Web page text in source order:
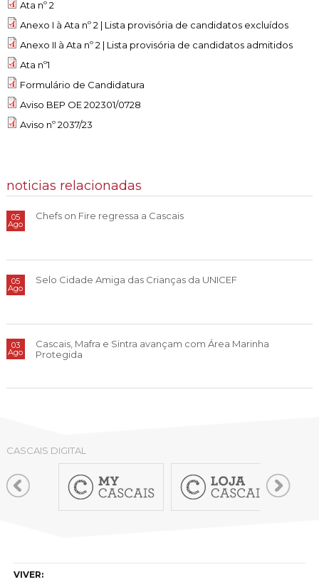
Ata nº 2
Anexo I à Ata nº 2 | Lista provisória de candidatos excluídos
Anexo II à Ata nº 2 | Lista provisória de candidatos admitidos
Ata nº1
Formulário de Candidatura
Aviso BEP OE 202301/0728
Aviso nº 2037/23
noticias relacionadas
05
Ago
Chefs on Fire regressa a Cascais
05
Ago
Selo Cidade Amiga das Crianças da UNICEF
03
Ago
Cascais, Mafra e Sintra avançam com Área Marinha
Protegida
CASCAIS DIGITAL
VIVER: